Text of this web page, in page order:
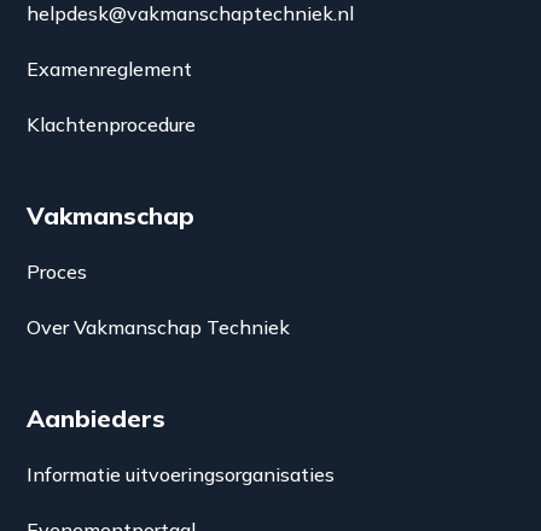
helpdesk@vakmanschaptechniek.nl
Examenreglement
Klachtenprocedure
Vakmanschap
Proces
Over Vakmanschap Techniek
Aanbieders
Informatie uitvoeringsorganisaties